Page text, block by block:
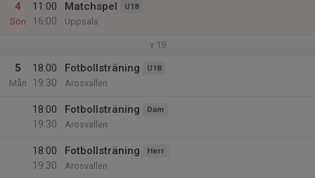
4
Sön
11:00
16:00
Matchspel U18
Uppsala
v.19
5
Mån
18:00
19:30
Fotbollsträning U18
Arosvallen
18:00
19:30
Fotbollsträning Dam
Arosvallen
18:00
19:30
Fotbollsträning Herr
Arosvallen